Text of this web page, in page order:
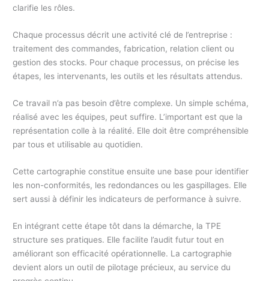
clarifie les rôles.
Chaque processus décrit une activité clé de l’entreprise :
traitement des commandes, fabrication, relation client ou
gestion des stocks. Pour chaque processus, on précise les
étapes, les intervenants, les outils et les résultats attendus.
Ce travail n’a pas besoin d’être complexe. Un simple schéma,
réalisé avec les équipes, peut suffire. L’important est que la
représentation colle à la réalité. Elle doit être compréhensible
par tous et utilisable au quotidien.
Cette cartographie constitue ensuite une base pour identifier
les non-conformités, les redondances ou les gaspillages. Elle
sert aussi à définir les indicateurs de performance à suivre.
En intégrant cette étape tôt dans la démarche, la TPE
structure ses pratiques. Elle facilite l’audit futur tout en
améliorant son efficacité opérationnelle. La cartographie
devient alors un outil de pilotage précieux, au service du